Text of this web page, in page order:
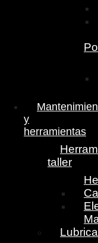
y
herramientas
taller